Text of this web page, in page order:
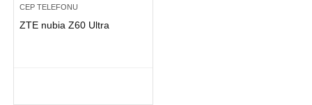
CEP TELEFONU
ZTE nubia Z60 Ultra